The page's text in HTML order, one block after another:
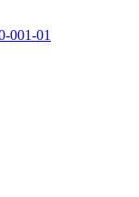
001-01